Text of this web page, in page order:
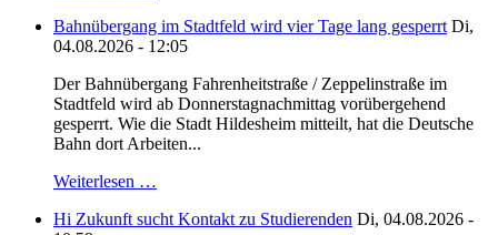
Bahnübergang im Stadtfeld wird vier Tage lang gesperrt Di,
04.08.2026 - 12:05
Der Bahnübergang Fahrenheitstraße / Zeppelinstraße im
Stadtfeld wird ab Donnerstagnachmittag vorübergehend
gesperrt. Wie die Stadt Hildesheim mitteilt, hat die Deutsche
Bahn dort Arbeiten...
Weiterlesen …
Hi Zukunft sucht Kontakt zu Studierenden Di, 04.08.2026 -